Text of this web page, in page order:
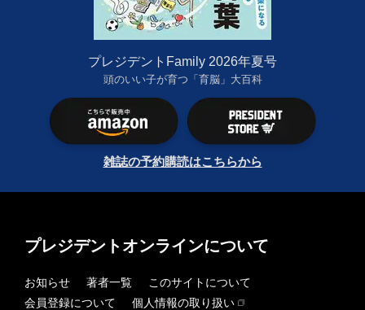
プレジデントFamily 2026年夏号
頭のいい子が育つ「育脳」大百科
雑誌の予約購読はこちらから
プレジデントオンラインについて
お知らせ 著者一覧
このサイトについて
会員登録について
個人情報の取り扱い